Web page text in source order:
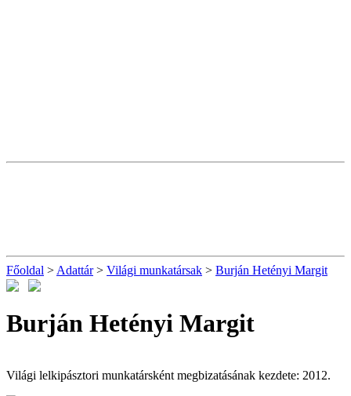
Főoldal > Adattár> Világi munkatársak > Burján Hetényi Margit
Burján Hetényi Margit
Világi lelkipásztori munkatársként megbizatásának kezdete: 2012.